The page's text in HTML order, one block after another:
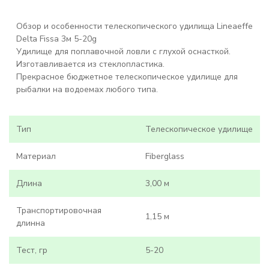
Обзор и особенности телескопического удилища Lineaeffe
Delta Fissa 3м 5-20g
Удилище для поплавочной ловли с глухой оснасткой.
Изготавливается из стеклопластика.
Прекрасное бюджетное телескопическое удилище для
рыбалки на водоемах любого типа.
Тип Телескопическое удилище
Материал Fiberglass
Длина 3,00 м
Транспортировочная
длинна
1,15 м
Тест, гр 5-20